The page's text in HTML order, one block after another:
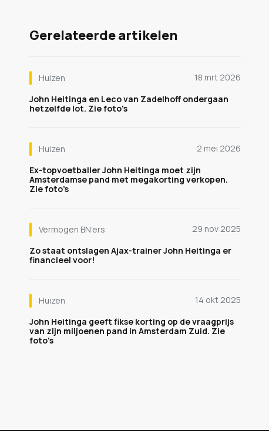
Gerelateerde artikelen
Huizen
18 mrt 2026
John Heitinga en Leco van Zadelhoff ondergaan
hetzelfde lot. Zie foto's
Huizen
2 mei 2026
Ex-topvoetballer John Heitinga moet zijn
Amsterdamse pand met megakorting verkopen.
Zie foto’s
Vermogen BN’ers
29 nov 2025
Zo staat ontslagen Ajax-trainer John Heitinga er
financieel voor!
Huizen
14 okt 2025
John Heitinga geeft fikse korting op de vraagprijs
van zijn miljoenen pand in Amsterdam Zuid. Zie
foto's